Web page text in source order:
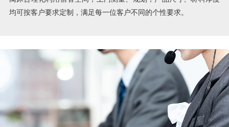
均可按客户要求定制，满足每一位客户不同的个性要求。